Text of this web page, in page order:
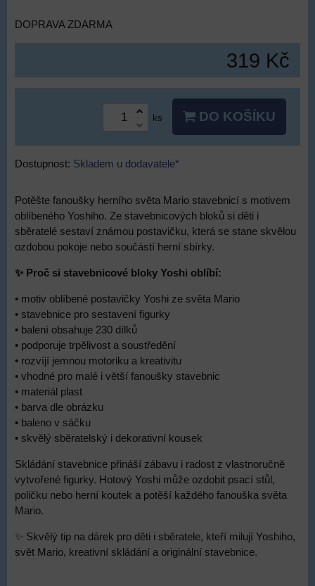
DOPRAVA ZDARMA
319 Kč
ks DO KOŠÍKU
Dostupnost: Skladem u dodavatele*
Potěšte fanoušky herního světa Mario stavebnicí s motivem
oblíbeného Yoshiho. Ze stavebnicových bloků si děti i
sběratelé sestaví známou postavičku, která se stane skvělou
ozdobou pokoje nebo součástí herní sbírky.
✨ Proč si stavebnicové bloky Yoshi oblíbí:
• motiv oblíbené postavičky Yoshi ze světa Mario
• stavebnice pro sestavení figurky
• balení obsahuje 230 dílků
• podporuje trpělivost a soustředění
• rozvíjí jemnou motoriku a kreativitu
• vhodné pro malé i větší fanoušky stavebnic
• materiál plast
• barva dle obrázku
• baleno v sáčku
• skvělý sběratelský i dekorativní kousek
Skládání stavebnice přináší zábavu i radost z vlastnoručně
vytvořené figurky. Hotový Yoshi může ozdobit psací stůl,
poličku nebo herní koutek a potěší každého fanouška světa
Mario.
✨ Skvělý tip na dárek pro děti i sběratele, kteří milují Yoshiho,
svět Mario, kreativní skládání a originální stavebnice.